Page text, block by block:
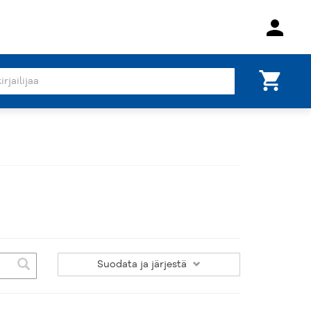
person
shopping_cart
Suodata ja järjestä